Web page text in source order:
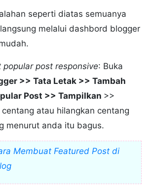
seperti diatas semuanya
melalui dashbord blogger
post responsive: Buka
>> Tata Letak >> Tambah
Post >> Tampilkan >>
atau hilangkan centang
menurut anda itu bagus.
Membuat Featured Post di